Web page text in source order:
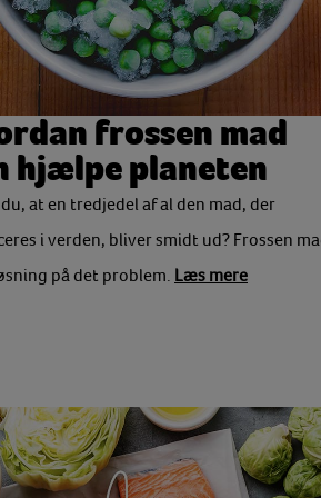
frossen mad
hjælpe planeten
at en tredjedel af al den mad, der
i verden, bliver smidt ud? Frossen
på det problem. Læs mere